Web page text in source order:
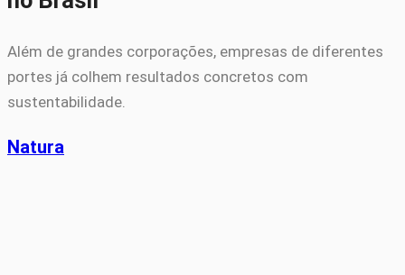
Além de grandes corporações, empresas de diferentes
portes já colhem resultados concretos com
sustentabilidade.
Natura